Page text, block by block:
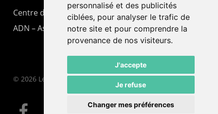
personnalisé et des publicités
ciblées, pour analyser le trafic de
notre site et pour comprendre la
provenance de nos visiteurs.
J'accepte
Je refuse
Changer mes préférences
Centre de culture ABC
ADN – Association Danse Neuchâtel
© 2026 Le Pommier.
facebook email